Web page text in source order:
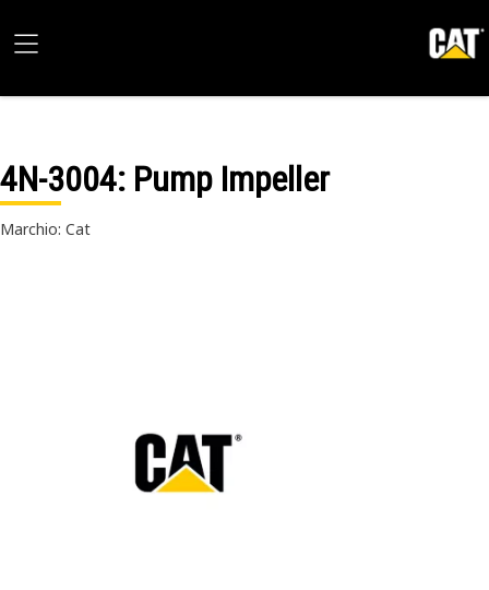
4N-3004: Pump Impeller
Marchio: Cat